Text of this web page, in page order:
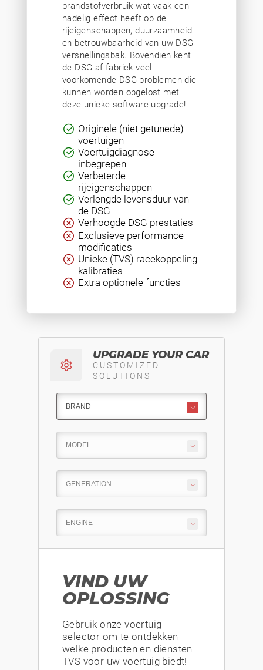
brandstofverbruik wat vaak een
nadelig effect heeft op de
rijeigenschappen, duurzaamheid
en betrouwbaarheid van uw DSG
versnellingsbak. Bovendien kent
de DSG af fabriek veel
voorkomende DSG problemen die
kunnen worden opgelost met
deze unieke software upgrade!
Originele (niet getunede)
voertuigen
Voertuigdiagnose
inbegrepen
Verbeterde
rijeigenschappen
Verlengde levensduur van
de DSG
Verhoogde DSG prestaties
Exclusieve performance
modificaties
Unieke (TVS) racekoppeling
kalibraties
Extra optionele functies
UPGRADE YOUR CAR
CUSTOMIZED
SOLUTIONS
VIND UW
OPLOSSING
Gebruik onze voertuig
selector om te ontdekken
welke producten en diensten
TVS voor uw voertuig biedt!